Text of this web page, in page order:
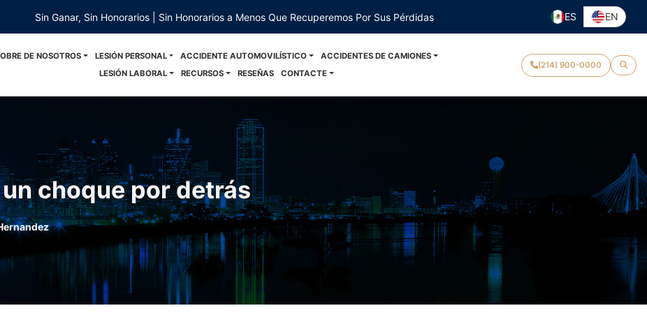
Sin Ganar, Sin Honorarios | Sin Honorarios a Menos Que Recuperemos Por Sus Pérdidas ES EN
DE NOSOTROS LESIÓN PERSONAL ACCIDENTE AUTOMOVILÍSTICO
ACCIDENTES DE CAMIONES
LESIÓN LABORAL
RECURSOS RESEÑAS CONTACTE
(214) 900-0000
choque por detrás